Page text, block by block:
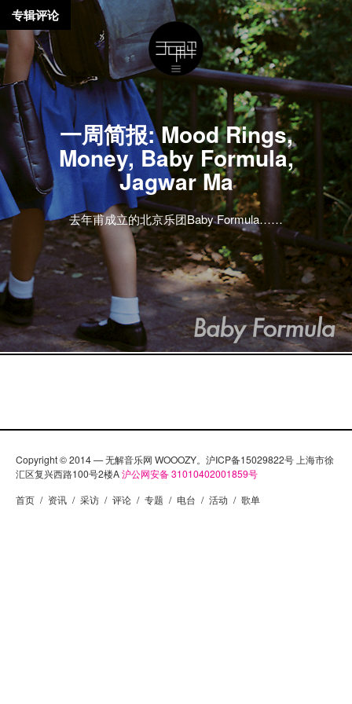
一周简报: Mood Rings,
Money, Baby Formula,
Jagwar Ma
去年甫成立的北京乐团Baby Formula……
专辑评论
Copyright © 2014 — 无解音乐网 WOOOZY。沪ICP备15029822号 上海市徐
汇区复兴西路100号2楼A沪公网安备 31010402001859号
首页 / 资讯 / 采访 / 评论 / 专题 / 电台 / 活动 / 歌单